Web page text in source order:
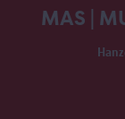
MAS |